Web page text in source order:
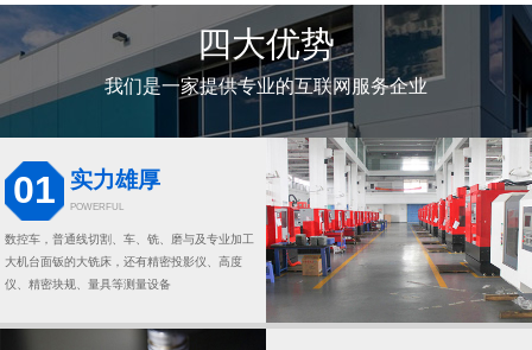
四大优势
我们是一家提供专业的互联网服务企业
01 实力雄厚
POWERFUL
数控车，普通线切割、车、铣、磨与及专业加工
大机台面钣的大铣床，还有精密投影仪、高度
仪、精密块规、量具等测量设备